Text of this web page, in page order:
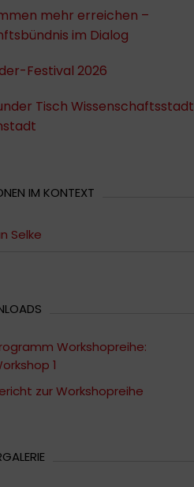
mehr erreichen –
im Dialog
Festival 2026
Tisch Wissenschaftsstadt
IM KONTEXT
Selke
Workshopreihe:
1
zur Workshopreihe